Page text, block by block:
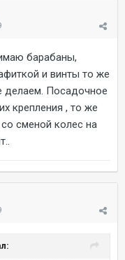
барабаны,
и винты то же
делаем. Посадочное
крепления , то же
сменой колес на